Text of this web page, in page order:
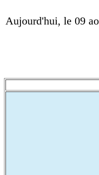
Aujourd'hui, le 09